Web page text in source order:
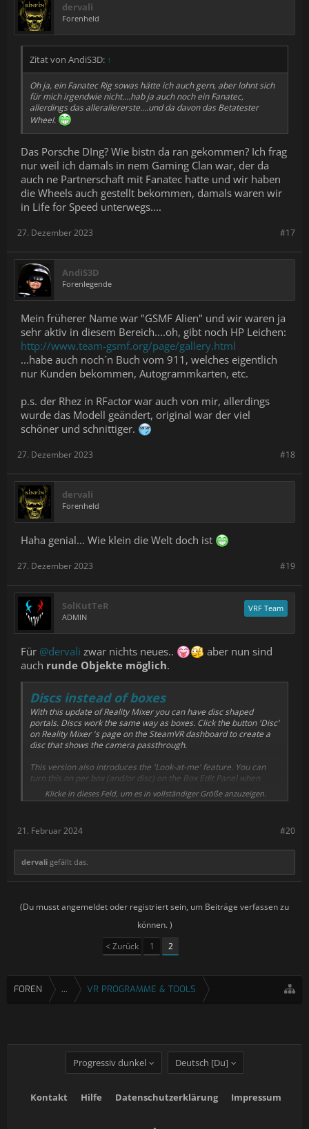
dervali
Forenheld
Zitat von AndiS3D: ↑
Oh ja, ein Fanatec Rig sowas hätte ich auch gern, aber lohnt sich
für mich irgendwie nicht....hab ja auch noch ein Fanatec,
allerdings das allerallererste....und da davon das Betatester
Wheel.
Das Porsche DIng? Wie bistn da ran gekommen? Ich frag
nur weil ich damals in nem Gaming Clan war, der da
auch ne Partnerschaft mit Fanatec hatte und wir haben
die Wheels auch gestellt bekommen, damals waren wir
in Life for Speed unterwegs....
#17
27. Dezember 2023
AndiS3D
Forenlegende
Mein früherer Name war "GSMF Alien" und wir waren ja
sehr aktiv in diesem Bereich....oh, gibt noch HP Leichen:
http://www.team-gsmf.org/page/gallery.html
...habe auch noch´n Buch vom 911, welches eigentlich
nur Kunden bekommen, Autogrammkarten, etc.
p.s. der Rhez in RFactor war auch von mir, allerdings
wurde das Modell geändert, original war der viel
schöner und schnittiger.
#18
27. Dezember 2023
dervali
Forenheld
Haha genial... Wie klein die Welt doch ist
#19
27. Dezember 2023
SolKutTeR
ADMIN
VRF Team
Für @dervali zwar nichts neues..
aber nun sind
auch runde Objekte möglich.
Discs instead of boxes
With this update of Reality Mixer you can have disc shaped
portals. Discs work the same way as boxes. Click the button 'Disc'
on Reality Mixer 's page on the SteamVR dashboard to create a
disc that shows the camera passthrough.
This version also introduces the 'Look-at-me' feature. You can
turn this on per box (and/or disc) on the Box Edit Panel when
editing the boxes/discs. When enabled, this feature keeps the
front side of a box or disc pointed towards you.
Klicke in dieses Feld, um es in vollständiger Größe anzuzeigen.
#20
21. Februar 2024
dervali gefällt das.
(Du musst angemeldet oder registriert sein, um Beiträge verfassen zu
können. )
< Zurück
1 2
FOREN ... VR PROGRAMME & TOOLS
Progressiv dunkel Deutsch [Du]
Kontakt Hilfe Datenschutzerklärung Impressum